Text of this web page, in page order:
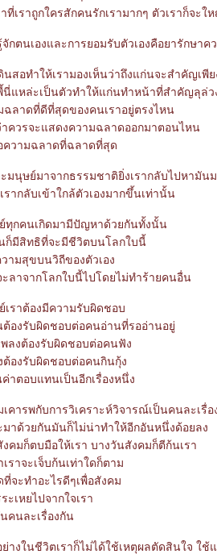
ที่เราถูกใครสักคนรักเรามากๆ ตัวเราก็จะ
จักตนเองและการยอมรับตัวเองคือยารักษา
นสอทำให้เรามองเห็นว่าถึงแก่นจะสำคัญเพีย
แหล่ะเป็นตัวทำให้แก่นทำหน้าที่สำคัญลุล่ว
ฉลาดที่ดีที่สุดของคนเราอยู่ตรงไหน
าควรจะแสดงความฉลาดออกมาตอนไหน
ความฉลาดที่ฉลาดที่สุด
ะมนุษย์มาจากธรรมชาติยิ่งเรากลับไปหามันม
รากลับเข้าใกล้ตัวเองมากขึ้นเท่านั้น
ทุกคนเกิดมามีปัญหาด้วยกันทั้งนั้น
มีสิทธิที่จะมีชีวิตบนโลกใบนี้
ามสุขบนวิถีของตัวเอง
ะลาจากโลกใบนี้ไปโดยไม่ทำร้ายคนอื่น
เราต้องมีความรับผิดชอบ
ต้องรับผิดชอบต่อคนอ่านที่รออ่านอยู่
ลงต้องรับผิดชอบต่อคนฟัง
ต้องรับผิดชอบต่อคนกินกุ้ง
ค่าตอบแทนเป็นอีกเรื่องหนึ่ง
เคารพกับการวิเคราะห์วิจารณ์เป็นคนละเรื่อ
มาด้วยกันมันก็ไม่น่าทำให้อีกอันหนึ่งด้อยลง
คมก็ตบมือให้เรา บางวันสังคมก็ตีก้นเรา
ราจะเจ็บก้นเท่าใดก็ตาม
จะทำอะไรดีๆเพื่อสังคม
ะเหยไปจากใจเรา
คนละเรื่องกัน
ย่างในชีวิตเราก็ไม่ได้ใช้เหตุผลตัดสินใจ